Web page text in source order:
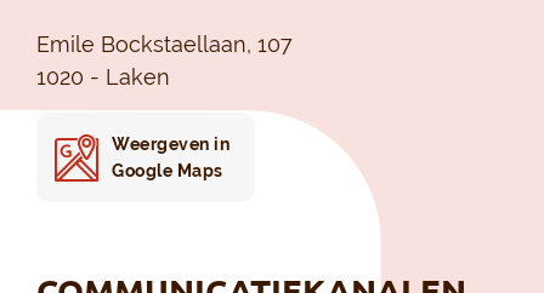
Emile Bockstaellaan, 107
1020 - Laken
Weergeven in
Google Maps